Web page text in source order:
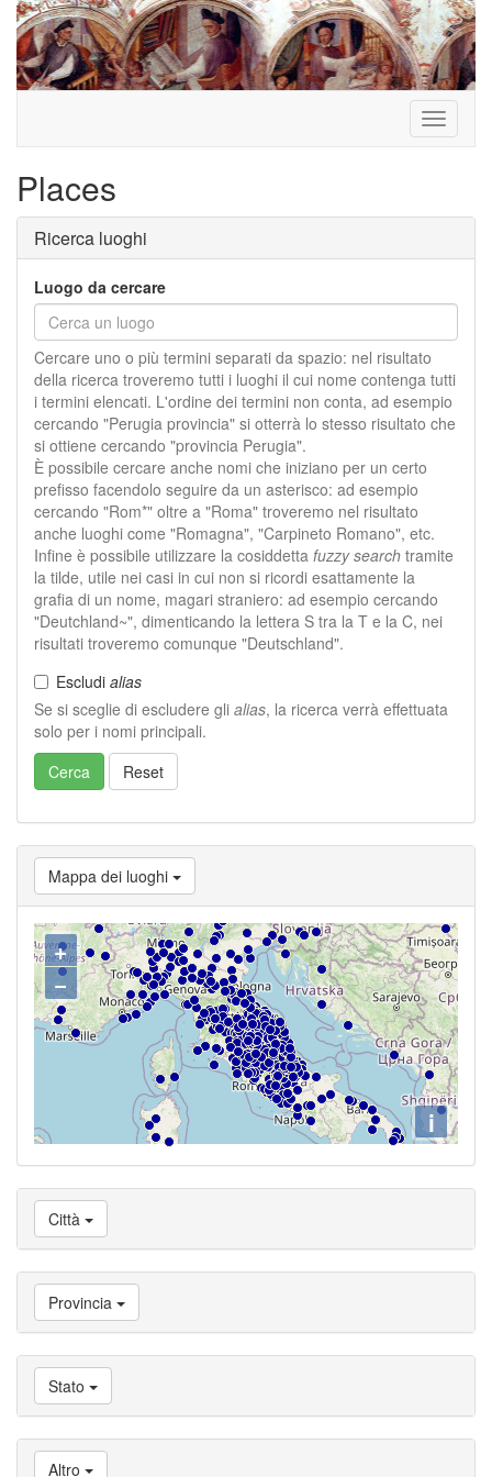
Toggle
Places
Ricerca luoghi
Luogo da cercare
Cercare uno o più termini separati da spazio: nel risultato
della ricerca troveremo tutti i luoghi il cui nome contenga tutti
i termini elencati. L'ordine dei termini non conta, ad esempio
cercando "Perugia provincia" si otterrà lo stesso risultato che
si ottiene cercando "provincia Perugia".
È possibile cercare anche nomi che iniziano per un certo
prefisso facendolo seguire da un asterisco: ad esempio
cercando "Rom*" oltre a "Roma" troveremo nel risultato
anche luoghi come "Romagna", "Carpineto Romano", etc.
Infine è possibile utilizzare la cosiddetta fuzzy search tramite
la tilde, utile nei casi in cui non si ricordi esattamente la
grafia di un nome, magari straniero: ad esempio cercando
"Deutchland~", dimenticando la lettera S tra la T e la C, nei
risultati troveremo comunque "Deutschland".
Escludi alias
Se si sceglie di escludere gli alias, la ricerca verrà effettuata
solo per i nomi principali.
Cerca
Reset
Mappa dei luoghi
+
−
i
Città
Provincia
Stato
Altro